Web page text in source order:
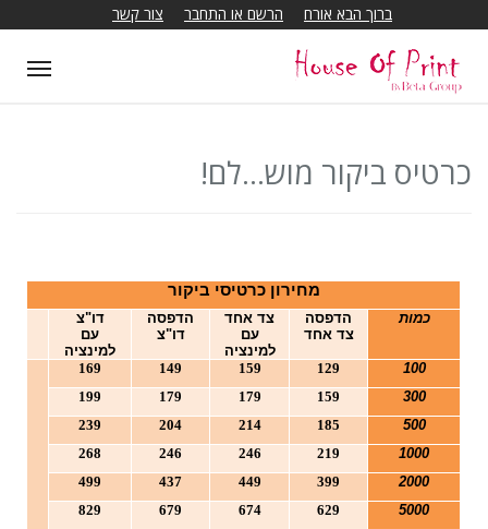
ברוך הבא אורח הרשם או התחבר צור קשר
T
a
v
g
כרטיס ביקור מוש...לם!
מחירון כרטיסי ביקור
כמות
הדפסה
צד אחד
צד אחד
עם
למינציה
הדפסה
דו"צ
דו"צ
עם
למינציה
100
129
159
149
169
300
159
179
179
199
500
185
214
204
239
1000
219
246
246
268
2000
399
449
437
499
5000
629
674
679
829